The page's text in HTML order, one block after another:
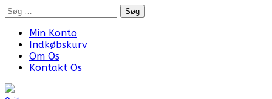
Skip
to
content
Søg
efter:
Min Konto
Indkøbskurv
Om Os
Kontakt Os